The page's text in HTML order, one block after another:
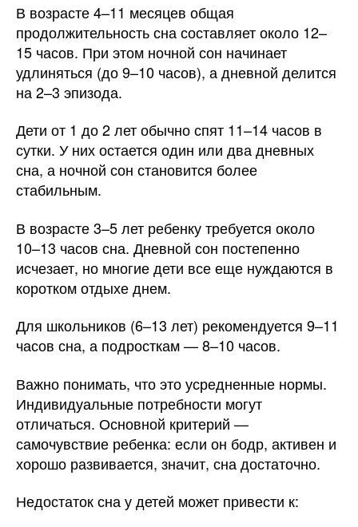
В возрасте 4–11 месяцев общая
продолжительность сна составляет около 12–
15 часов. При этом ночной сон начинает
удлиняться (до 9–10 часов), а дневной делится
на 2–3 эпизода.
Дети от 1 до 2 лет обычно спят 11–14 часов в
сутки. У них остается один или два дневных
сна, а ночной сон становится более
стабильным.
В возрасте 3–5 лет ребенку требуется около
10–13 часов сна. Дневной сон постепенно
исчезает, но многие дети все еще нуждаются в
коротком отдыхе днем.
Для школьников (6–13 лет) рекомендуется 9–11
часов сна, а подросткам — 8–10 часов.
Важно понимать, что это усредненные нормы.
Индивидуальные потребности могут
отличаться. Основной критерий —
самочувствие ребенка: если он бодр, активен и
хорошо развивается, значит, сна достаточно.
Недостаток сна у детей может привести к: